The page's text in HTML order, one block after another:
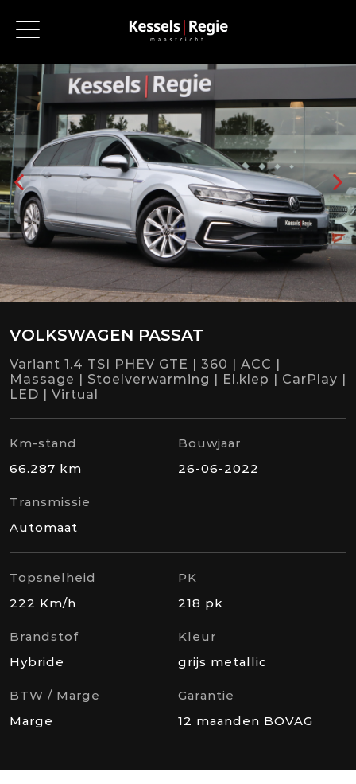
VOLKSWAGEN PASSAT
Variant 1.4 TSI PHEV GTE | 360 | ACC |
Massage | Stoelverwarming | El.klep | CarPlay |
LED | Virtual
Km-stand
66.287 km
Bouwjaar
26-06-2022
Transmissie
Automaat
Topsnelheid
222 Km/h
PK
218 pk
Brandstof
Hybride
Kleur
grijs metallic
BTW / Marge
Marge
Garantie
12 maanden BOVAG